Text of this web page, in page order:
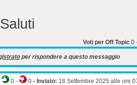
Saluti
Voti per Off Topic 0
per rispondere a questo messaggio
0 - 0 - Inviato: 18 Settembre 2025 alle ore